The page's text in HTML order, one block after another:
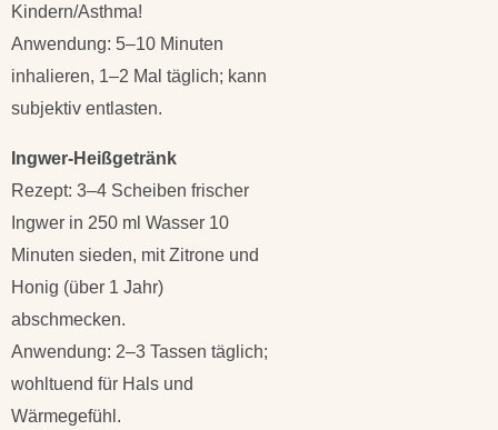
Kindern/Asthma!
Anwendung: 5–10 Minuten
inhalieren, 1–2 Mal täglich; kann
subjektiv entlasten.
Ingwer-Heißgetränk
Rezept: 3–4 Scheiben frischer
Ingwer in 250 ml Wasser 10
Minuten sieden, mit Zitrone und
Honig (über 1 Jahr)
abschmecken.
Anwendung: 2–3 Tassen täglich;
wohltuend für Hals und
Wärmegefühl.